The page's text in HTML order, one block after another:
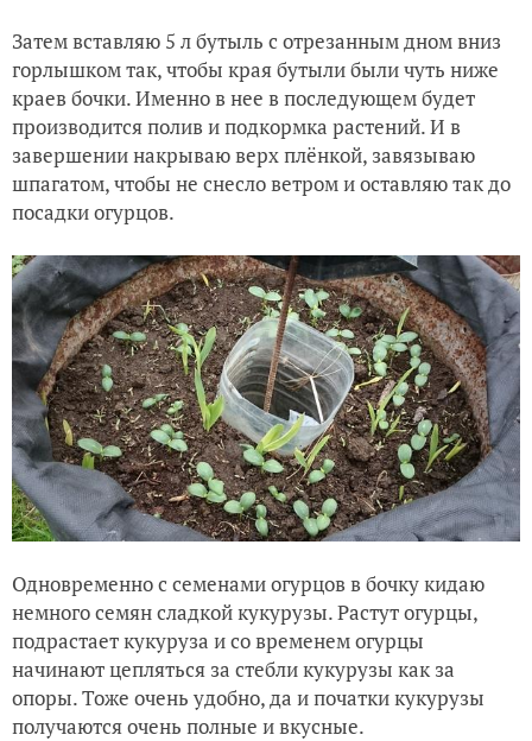
Затем вставляю 5 л бутыль с отрезанным дном вниз
горлышком так, чтобы края бутыли были чуть ниже
краев бочки. Именно в нее в последующем будет
производится полив и подкормка растений. И в
завершении накрываю верх плёнкой, завязываю
шпагатом, чтобы не снесло ветром и оставляю так до
посадки огурцов.
Одновременно с семенами огурцов в бочку кидаю
немного семян сладкой кукурузы. Растут огурцы,
подрастает кукуруза и со временем огурцы
начинают цепляться за стебли кукурузы как за
опоры. Тоже очень удобно, да и початки кукурузы
получаются очень полные и вкусные.